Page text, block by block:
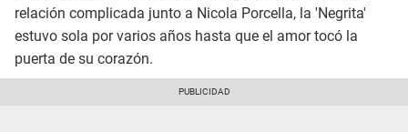
relación complicada junto a Nicola Porcella, la 'Negrita'
estuvo sola por varios años hasta que el amor tocó la
puerta de su corazón.